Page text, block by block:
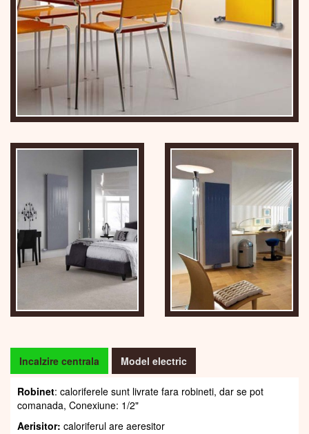
Incalzire centrala Model electric
Robinet: caloriferele sunt livrate fara robineti, dar se pot
comanada, Conexiune: 1/2"
Aerisitor: caloriferul are aeresitor